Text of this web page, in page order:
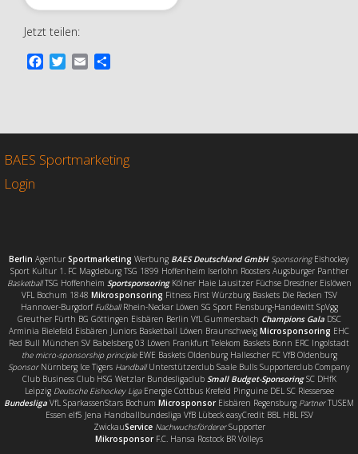
Jetzt teilen:
F
o
k
T
r
E
BAES Sportmarketing
Login
Berlin Agentur Sportmarketing Werbung BAES Deutschland GmbH SponsoringEishockey
Sport Kultur 1. FC Magdeburg TSG 1899 Hoffenheim Iserlohn Roosters Augsburger Panther
BasketballTSG Hoffenheim SportsponsoringKölner Haie Lausitzer Füchse Dresdner Eislöwen
VFL Bochum 1848 Mikrosponsoring Fitness First Würzburg Baskets Die Recken TSV
Hannover-Burgdorf FußballRhein-Neckar Löwen SG Sport Flensburg-Handewitt SpVgg
Greuther Fürth BG Göttingen Eisbären Berlin VfL Gummersbach Champions GalaDSC
Arminia Bielefeld Eisbären Juniors Basketball Löwen Braunschweig Microsponsoring EHC
Red Bull München SV Babelsberg 03 Löwen Frankfurt Telekom Baskets Bonn ERC Ingolstadt
the micro-sponsorship principleEWE Baskets Oldenburg Hallescher FC VfB Oldenburg
SponsorNürnberg Ice Tigers HandballUnterstützerclub Saale Bulls Supporterclub Company
Club Business Club HSG Wetzlar Bundesligaclub Small Budget-SponsoringSC DHfK
Leipzig Deutsche Eishockey LigaEnergie Cottbus Krefeld Pinguine DEL SC Riessersee
Bundesliga VfL SparkassenStars Bochum MicrosponsorEisbären Regensburg PartnerTUSEM
Essen elf5 Jena Handballbundesliga VfB Lübeck easyCredit BBL HBL FSV
ZwickauService NachwuchsfördererSupporter
MikrosponsorF.C. Hansa Rostock BR Volleys